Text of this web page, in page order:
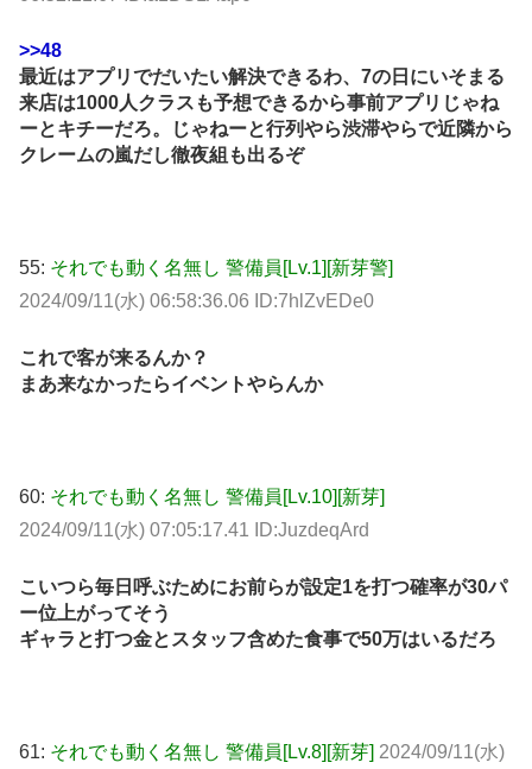
>>48
最近はアプリでだいたい解決できるわ、7の日にいそまる
来店は1000人クラスも予想できるから事前アプリじゃね
ーとキチーだろ。じゃねーと行列やら渋滞やらで近隣から
クレームの嵐だし徹夜組も出るぞ
55: それでも動く名無し 警備員[Lv.1][新芽警]
2024/09/11(水) 06:58:36.06 ID:7hlZvEDe0
これで客が来るんか？
まあ来なかったらイベントやらんか
60: それでも動く名無し 警備員[Lv.10][新芽]
2024/09/11(水) 07:05:17.41 ID:JuzdeqArd
こいつら毎日呼ぶためにお前らが設定1を打つ確率が30パ
ー位上がってそう
ギャラと打つ金とスタッフ含めた食事で50万はいるだろ
61: それでも動く名無し 警備員[Lv.8][新芽] 2024/09/11(水)